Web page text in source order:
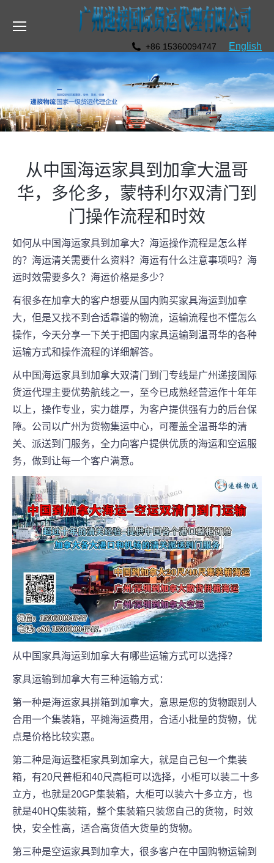
+86 15360094747 English
从中国海运家具到加拿大温哥
华，多伦多，蒙特利尔双清门到
门操作流程和时效
如何从中国海运家具到加拿大？海运操作流程是怎么样
的？海运清关需要什么资料？海运有什么注意事项吗？海
运时效需要多久？海运价格是多少？
有很多在加拿大的客户想要从国内购买家具海运到加拿
大，但是又找不到合适靠谱的物流，运输流程也不懂怎么
操作，今天分享一下关于把国内家具运输到温哥华的各种
运输方式和操作流程的详细解答。
从中国海运家具到加拿大双清门到门专线是广州递接国际
货运代理主要优势航线之一，至今已成熟经营运作十年年
以上，操作专业，实力雄厚，为客户提供强有力的后台保
障。公司以广州为货物集运中心，可覆盖全温哥华的清
关、派送到门服务，全力向客户提供优质的海运和空运服
务，做到让每一个客户满意。
从中国家具海运到加拿大有哪些运输方式可以选择？
家具运输到加拿大有三种运输方式：
第一种是海运家具拼箱到加拿大，意思是您的货物跟别人
合用一个集装箱，平摊海运费用，合适小批量的货物，优
点是价格比较实惠。
第二种是海运整柜家具到加拿大，就是自己包一个集装
箱，有20尺普柜和40尺高柜可以选择，小柜可以装二十多
立方，也就是20GP集装箱，大柜可以装六十多立方，也
就是40HQ集装箱，整个集装箱只装您自己的货物，时效
快，安全性高，适合高货值大货量的货物。
第三种是空运家具到加拿大，很多客户在中国购物运输到